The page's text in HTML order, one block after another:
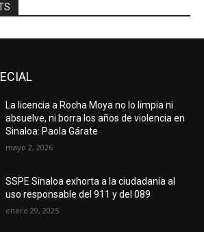
La licencia a Rocha Moya no lo limpia ni
absuelve, ni borra los años de violencia en
Sinaloa: Paola Gárate
mayo 2, 2026
SSPE Sinaloa exhorta a la ciudadanía al
uso responsable del 911 y del 089
enero 29, 2025